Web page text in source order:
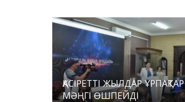
ҚАСІРЕТТІ ЖЫЛДАР
МӘҢГІ ӨШПЕЙДІ